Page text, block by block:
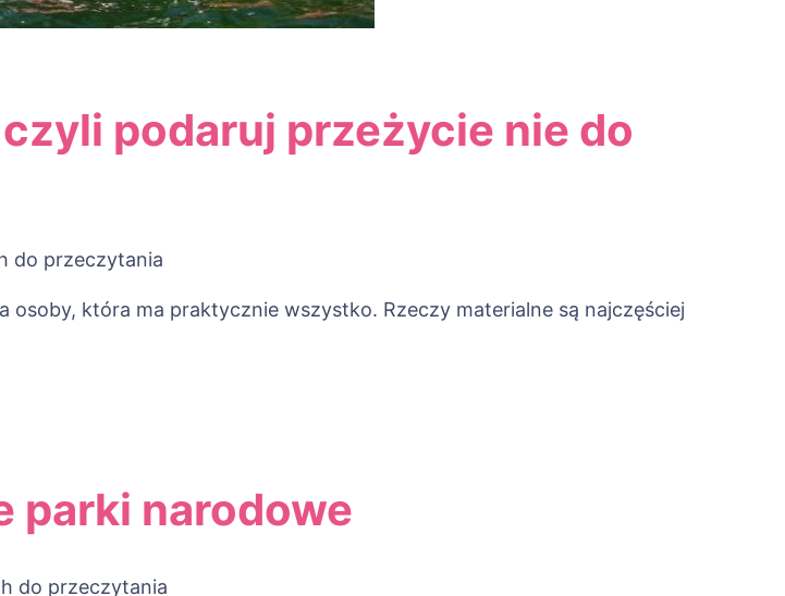
podaruj przeżycie nie do
do przeczytania
która ma praktycznie wszystko. Rzeczy materialne są najczęściej
parki narodowe
do przeczytania